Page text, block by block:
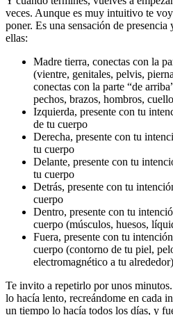
veces. Aunque es muy intuitivo te
poner. Es una sensación de
ellas:
Madre tierra, conectas con la
(vientre, genitales, pelvis,
conectas con la parte “de
pechos, brazos, hombros,
Izquierda, presente con tu
de tu cuerpo
Derecha, presente con tu
tu cuerpo
Delante, presente con tu
tu cuerpo
Detrás, presente con tu
cuerpo
Dentro, presente con tu
cuerpo (músculos, huesos,
Fuera, presente con tu
cuerpo (contorno de tu piel,
electromagnético a tu alrededor)
Te invito a repetirlo por unos
lo hacía lento, recreándome en cada
un tiempo lo hacía todos los días, y